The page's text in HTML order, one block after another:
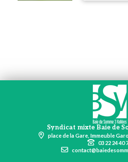
Syndicat mixte Baie de
place de la Gare, Immeuble
03 22 24 40